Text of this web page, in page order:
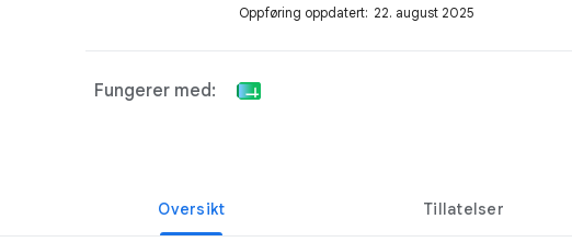
Oppføring oppdatert: 22. august 2025
Fungerer med:
Oversikt Tillatelser